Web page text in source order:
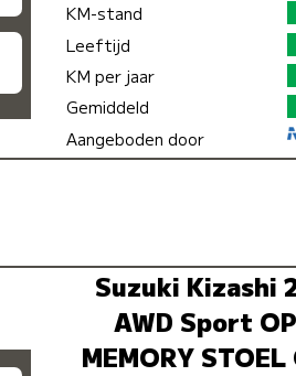
KM-stand
Leeftijd
KM per jaar
Gemiddeld
Aangeboden door
Suzuki Kizashi
AWD Sport
MEMORY